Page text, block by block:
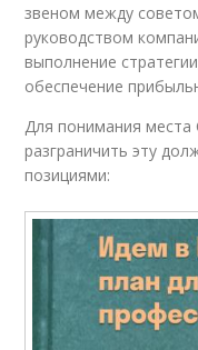
звеном между
руководством
выполнение
обеспечение
Для понимания места
разграничить эту
позициями: